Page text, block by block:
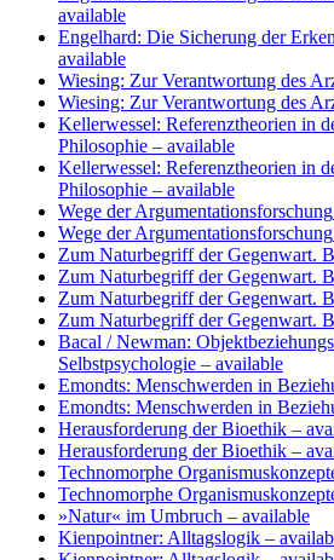
available
Engelhard: Die Sicherung der
available
Wiesing: Zur Verantwortung des
Wiesing: Zur Verantwortung des
Kellerwessel: Referenztheorien in
Philosophie – available
Kellerwessel: Referenztheorien in
Philosophie – available
Wege der Argumentationsforschung
Wege der Argumentationsforschung
Zum Naturbegriff der Gegenwart.
Zum Naturbegriff der Gegenwart.
Zum Naturbegriff der Gegenwart.
Zum Naturbegriff der Gegenwart.
Bacal / Newman:
Selbstpsychologie – available
Emondts: Menschwerden in
Emondts: Menschwerden in
Herausforderung der Bioethik –
Herausforderung der Bioethik –
Technomorphe
Technomorphe
»Natur« im Umbruch – available
Kienpointner: Alltagslogik –